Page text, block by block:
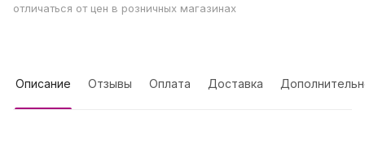
отличаться от цен в розничных магазинах
Описание Отзывы Оплата Доставка